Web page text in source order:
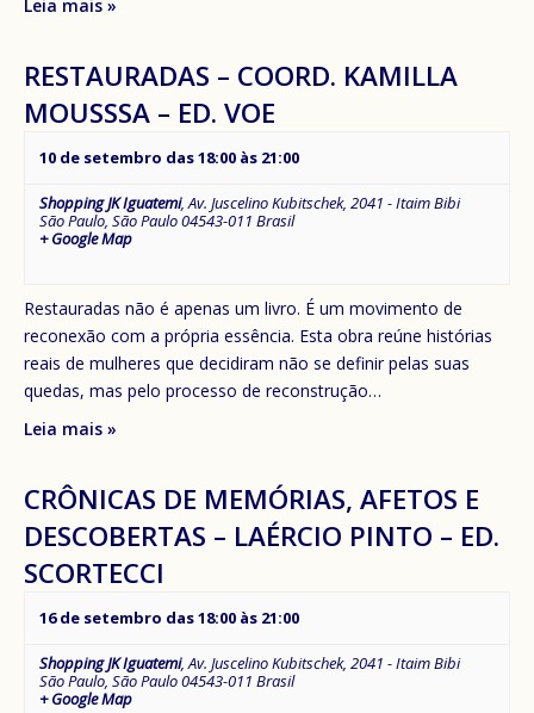
Leia mais »
RESTAURADAS – COORD. KAMILLA
MOUSSSA – ED. VOE
10 de setembro das 18:00 às 21:00
Shopping JK Iguatemi,Av. Juscelino Kubitschek, 2041 - Itaim Bibi
São Paulo, São Paulo04543-011 Brasil
+ Google Map
Restauradas não é apenas um livro. É um movimento de
reconexão com a própria essência. Esta obra reúne histórias
reais de mulheres que decidiram não se definir pelas suas
quedas, mas pelo processo de reconstrução…
Leia mais »
CRÔNICAS DE MEMÓRIAS, AFETOS E
DESCOBERTAS – LAÉRCIO PINTO – ED.
SCORTECCI
16 de setembro das 18:00 às 21:00
Shopping JK Iguatemi,Av. Juscelino Kubitschek, 2041 - Itaim Bibi
São Paulo, São Paulo04543-011 Brasil
+ Google Map